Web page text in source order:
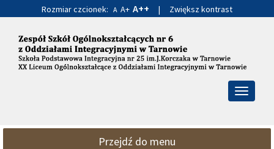
głównej
treści
wyszukiwarki
Rozmiar czcionek: A A+ A++ | Zwiększ kontrast
Przełącz
Przejdź do menu